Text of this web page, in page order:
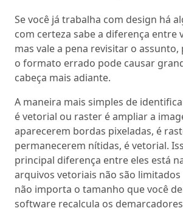
Se você já trabalha com design há
com certeza sabe a diferença entre
mas vale a pena revisitar o
o formato errado pode causar
cabeça mais adiante.
A maneira mais simples de
é vetorial ou raster é ampliar a
aparecerem bordas pixeladas, é
permanecerem nítidas, é vetorial.
principal diferença entre eles está
arquivos vetoriais não são limitados
não importa o tamanho que você
software recalcula os